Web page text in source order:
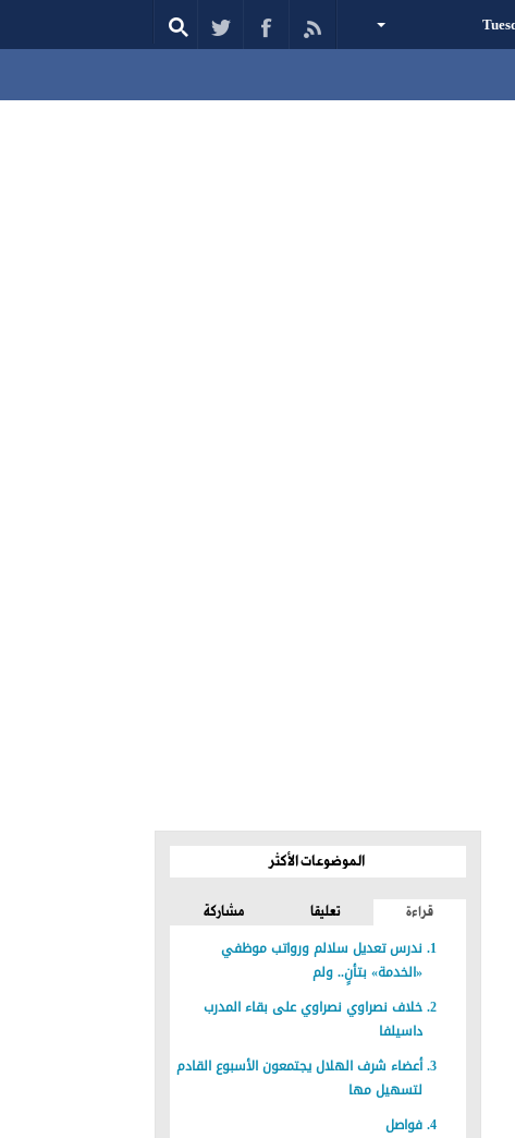
الموضوعات الأكثر
قراءة تعليقا مشاركة
ندرس تعديل سلالم ورواتب موظفي
«الخدمة» بتأنٍ.. ولم
خلاف نصراوي نصراوي على بقاء المدرب
داسيلفا
أعضاء شرف الهلال يجتمعون الأسبوع القادم
لتسهيل مها
فواصل